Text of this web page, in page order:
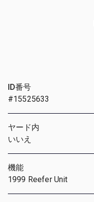
ID番号
#15525633
ヤード内
いいえ
機能
1999 Reefer Unit